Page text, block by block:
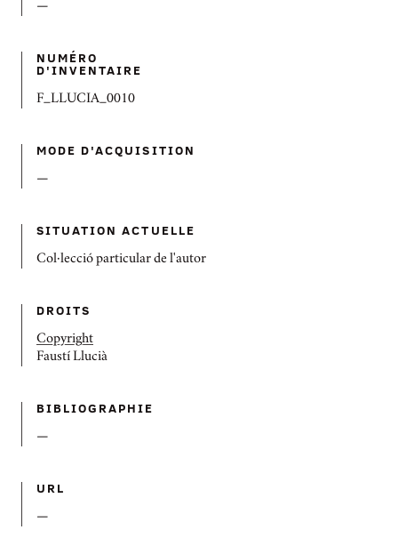
—
NUMÉRO
D'INVENTAIRE
F_LLUCIA_0010
MODE D'ACQUISITION
—
SITUATION ACTUELLE
Col·lecció particular de l'autor
DROITS
Copyright
Faustí Llucià
BIBLIOGRAPHIE
—
URL
—